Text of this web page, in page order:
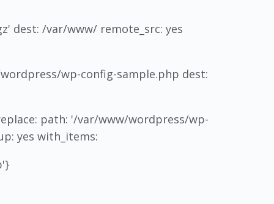
dest: /var/www/ remote_src: yes
wp-config-sample.php dest:
path: '/var/www/wordpress/wp-
yes with_items: